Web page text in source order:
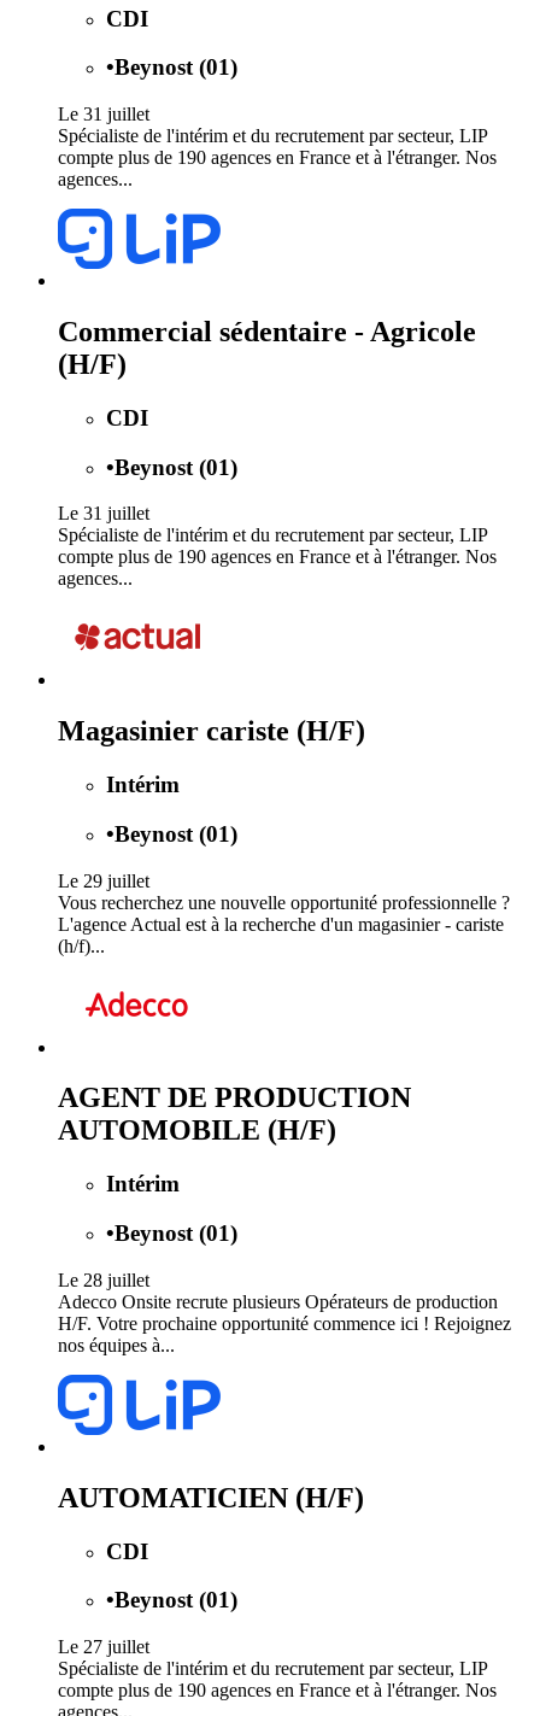
CDI
•Beynost (01)
Le 31 juillet
Spécialiste de l'intérim et du recrutement par secteur, LIP
compte plus de 190 agences en France et à l'étranger. Nos
agences...
Commercial sédentaire - Agricole
(H/F)
CDI
•Beynost (01)
Le 31 juillet
Spécialiste de l'intérim et du recrutement par secteur, LIP
compte plus de 190 agences en France et à l'étranger. Nos
agences...
Magasinier cariste (H/F)
Intérim
•Beynost (01)
Le 29 juillet
Vous recherchez une nouvelle opportunité professionnelle ?
L'agence Actual est à la recherche d'un magasinier - cariste
(h/f)...
AGENT DE PRODUCTION
AUTOMOBILE (H/F)
Intérim
•Beynost (01)
Le 28 juillet
Adecco Onsite recrute plusieurs Opérateurs de production
H/F. Votre prochaine opportunité commence ici ! Rejoignez
nos équipes à...
AUTOMATICIEN (H/F)
CDI
•Beynost (01)
Le 27 juillet
Spécialiste de l'intérim et du recrutement par secteur, LIP
compte plus de 190 agences en France et à l'étranger. Nos
agences...